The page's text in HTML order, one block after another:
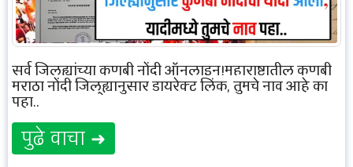
सर्व जिल्ह्यांच्या कुणबी नोंदी ऑनलाइन!महाराष्ट्रातील कुणबी
मराठा नोंदी जिल्ह्यानुसार डायरेक्ट लिंक, तुमचे नाव आहे का
पहा..
पुढे वाचा ➜